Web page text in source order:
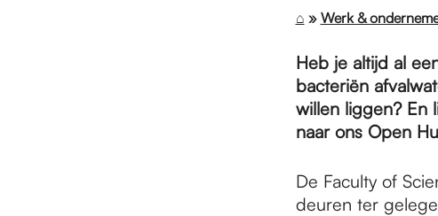
⌂ » Werk &
Heb je altijd al
bacteriën
willen liggen? En
naar ons Open
De Faculty of
deuren ter